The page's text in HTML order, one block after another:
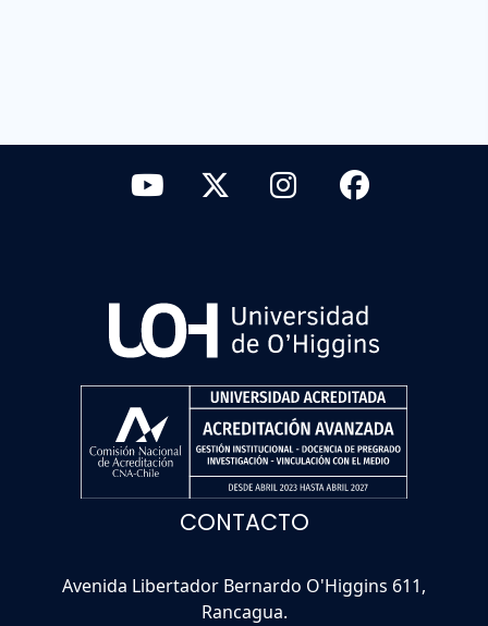
CONTACTO
Avenida Libertador Bernardo O'Higgins 611,
Rancagua.